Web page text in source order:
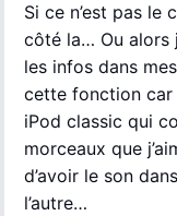
Si ce n’est pas le
côté la… Ou alors
les infos dans
cette fonction car
iPod classic qui
morceaux que
d’avoir le son
l’autre…